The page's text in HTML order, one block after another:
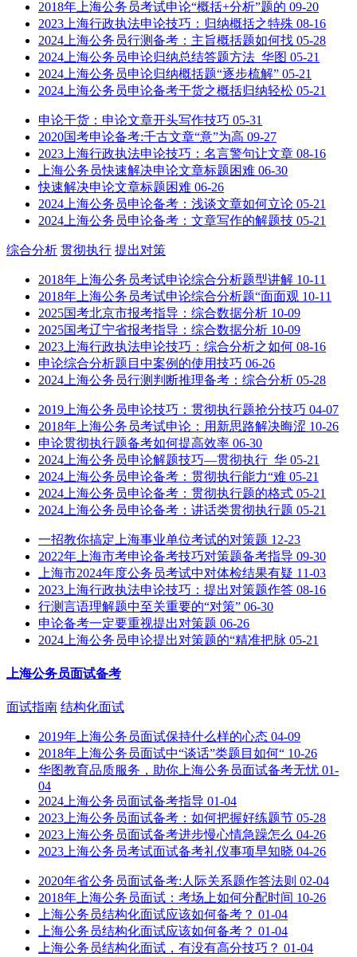
2018年上海公务员考试申论“概括+分析”题的 09-20
2023上海行政执法申论技巧：归纳概括之特殊 08-16
2024上海公务员行测备考：主旨概括题如何找 05-28
2024上海公务员申论归纳总结答题方法_华图 05-21
2024上海公务员申论归纳概括题“逐步梳解” 05-21
2024上海公务员申论备考干货之概括归纳轻松 05-21
申论干货：申论文章开头写作技巧 05-31
2020国考申论备考:千古文章“意”为高 09-27
2023上海行政执法申论技巧：名言警句让文章 08-16
上海公务员快速解决申论文章标题困难 06-30
快速解决申论文章标题困难 06-26
2024上海公务员申论备考：浅谈文章如何立论 05-21
2024上海公务员申论备考：文章写作的解题技 05-21
综合分析 贯彻执行 提出对策
2018年上海公务员考试申论综合分析题型讲解 10-11
2018年上海公务员考试申论综合分析题“面面观 10-11
2025国考北京市报考指导：综合数据分析 10-09
2025国考辽宁省报考指导：综合数据分析 10-09
2023上海行政执法申论技巧：综合分析之如何 08-16
申论综合分析题目中案例的使用技巧 06-26
2024上海公务员行测判断推理备考：综合分析 05-28
2019上海公务员申论技巧：贯彻执行题抢分技巧 04-07
2018年上海公务员考试申论：用新思路解决晦涩 10-26
申论贯彻执行题备考如何提高效率 06-30
2024上海公务员申论解题技巧—贯彻执行_华 05-21
2024上海公务员申论备考：贯彻执行能力“难 05-21
2024上海公务员申论备考：贯彻执行题的格式 05-21
2024上海公务员申论备考：讲话类贯彻执行题 05-21
一招教你搞定上海事业单位考试的对策题 12-23
2022年上海市考申论备考技巧对策题备考指导 09-30
上海市2024年度公务员考试中对体检结果有疑 11-03
2023上海行政执法申论技巧：提出对策题作答 08-16
行测言语理解题中至关重要的“对策” 06-30
申论备考一定要重视提出对策题 06-26
2024上海公务员申论提出对策题的“精准把脉 05-21
上海公务员面试备考
面试指南 结构化面试
2019年上海公务员面试保持什么样的心态 04-09
2018年上海公务员面试中“谈话”类题目如何“ 10-26
华图教育品质服务，助你上海公务员面试备考无忧 01-
04
2024上海公务员面试备考指导 01-04
2023上海公务员面试备考：如何把握好练题节 05-28
2023上海公务员面试备考进步慢心情急躁怎么 04-26
2023上海公务员考试面试备考礼仪事项早知晓 04-26
2020年省公务员面试备考:人际关系题作答法则 02-04
2018年上海公务员面试：考场上如何分配时间 10-26
上海公务员结构化面试应该如何备考？ 01-04
上海公务员结构化面试应该如何备考？ 01-04
上海公务员结构化面试，有没有高分技巧？ 01-04